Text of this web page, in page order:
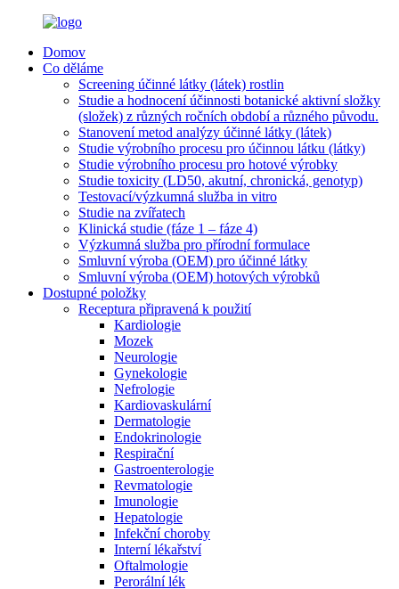
Domov
Co děláme
Screening účinné látky (látek) rostlin
Studie a hodnocení účinnosti botanické aktivní složky
(složek) z různých ročních období a různého původu.
Stanovení metod analýzy účinné látky (látek)
Studie výrobního procesu pro účinnou látku (látky)
Studie výrobního procesu pro hotové výrobky
Studie toxicity (LD50, akutní, chronická, genotyp)
Testovací/výzkumná služba in vitro
Studie na zvířatech
Klinická studie (fáze 1 – fáze 4)
Výzkumná služba pro přírodní formulace
Smluvní výroba (OEM) pro účinné látky
Smluvní výroba (OEM) hotových výrobků
Dostupné položky
Receptura připravená k použití
Kardiologie
Mozek
Neurologie
Gynekologie
Nefrologie
Kardiovaskulární
Dermatologie
Endokrinologie
Respirační
Gastroenterologie
Revmatologie
Imunologie
Hepatologie
Infekční choroby
Interní lékařství
Oftalmologie
Perorální lék